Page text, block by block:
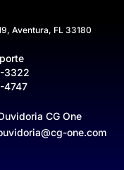
Aventura, FL 33180
3322
4747
CG One
one.com